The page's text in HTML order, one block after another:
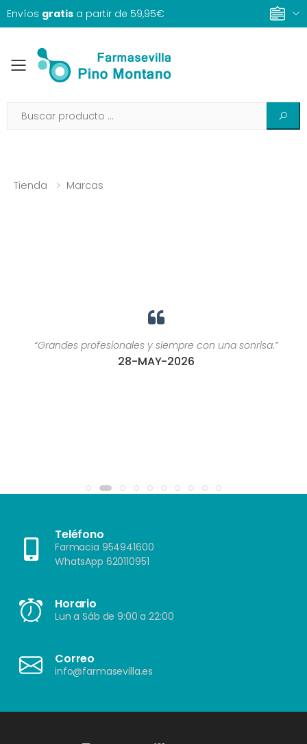
Envíos gratis a partir de 59,95€
Toggle mobile menu
Tienda Marcas
“Grandes profesionales y siempre con una sonrisa.”
28-MAY-2026
Teléfono
Farmacia 954941600
WhatsApp 620110951
Horario
Lun a Sáb de 9:00 a 22:00
Correo
info@farmasevilla.es